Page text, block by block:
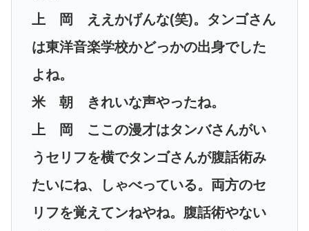
上 岡 ええかげんな(笑)。タンゴさん
は東洋音楽学校かどっかの出身でした
よね。
米 朝 きれいな声やったね。
上 岡 ここの漫才はタンバさんがい
うセリフを横でタンゴさんが腹話術み
たいにね、しゃべっている。両方のセ
リフを覚えてンねやね。腹話術やない